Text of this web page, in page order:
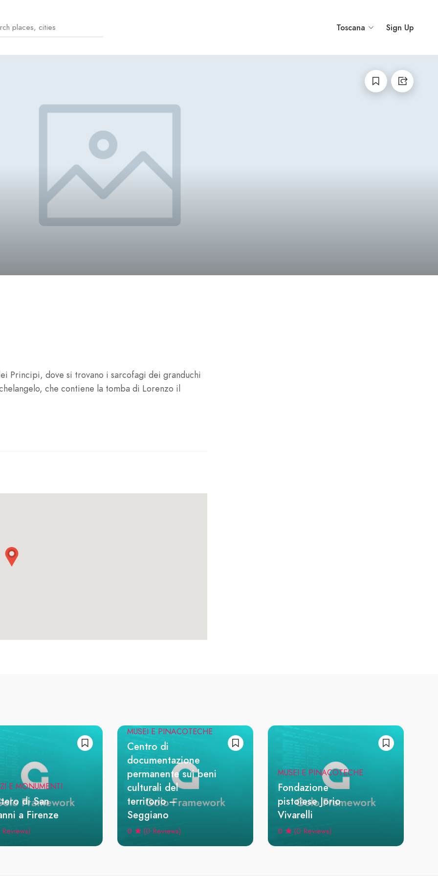
Toscana Sign Up
Principi, dove si trovano i sarcofagi dei granduchi
che contiene la tomba di Lorenzo il
E MONUMENTI
di San
a Firenze
MUSEI E PINACOTECHE
Centro di
documentazione
permanente sui beni
culturali del
territorio –
Seggiano
0 (0 Reviews)
MUSEI E PINACOTECHE
Fondazione
pistoiese Jorio
Vivarelli
0 (0 Reviews)